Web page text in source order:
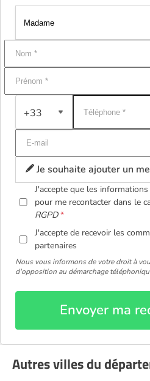
+33
Je souhaite ajouter un
J'accepte que les
pour me recontacter dans le
RGPD
J'accepte de recevoir les
partenaires
Nous vous informons de votre droit à
d'opposition au démarchage
Envoyer ma
Autres villes du